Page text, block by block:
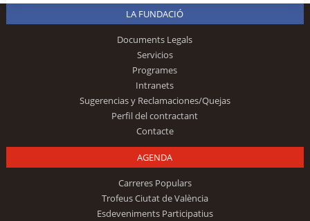
LA FUNDACIÓ
Documents Legals
Servicios
Programes
Intranets
Sugerencias y Reclamaciones/Quejas
Perfil del contractant
Contacte
AGENDA
Carreres Populars
Trofeus Ciutat de València
Esdeveniments Participatius